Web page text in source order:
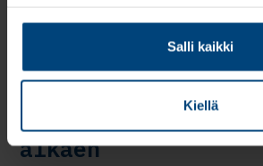
Salli kaikki
Kiellä
Muutokset
henkilöstöeduissa
alkaen